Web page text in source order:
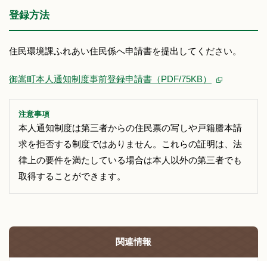
登録方法
住民環境課ふれあい住民係へ申請書を提出してください。
御嵩町本人通知制度事前登録申請書（PDF/75KB）
注意事項
本人通知制度は第三者からの住民票の写しや戸籍謄本請
求を拒否する制度ではありません。これらの証明は、法
律上の要件を満たしている場合は本人以外の第三者でも
取得することができます。
関連情報